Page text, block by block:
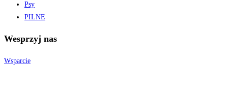
Psy
PILNE
Wesprzyj nas
Wsparcie